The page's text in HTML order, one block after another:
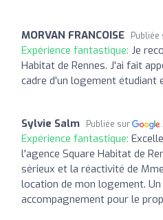
MORVAN FRANCOISE Publiée
Expérience fantastique: Je
Habitat de Rennes. J'ai fait
cadre d'un logement étudiant
Sylvie Salm Publiée sur
Expérience fantastique:
l'agence Square Habitat de
sérieux et la réactivité de
location de mon logement.
accompagnement pour le